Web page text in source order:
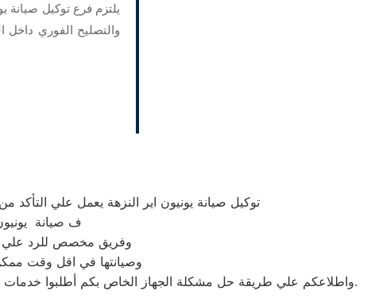
يلتزم فرع توكيل صيانة
والتصليح الفوري داخل
توكيل صيانة يونيون اير النزهة يعمل علي
ف صيانة
وفريق مخصص للرد علي كافة اسئلتكم علي مدار 24
وصيانتها في اقل وقت
واطلاعكم علي طريقة حل مشكلة الجهاز الخاص بكم أطلبوا خدمات الصيانة لاجهزة وكلاء شركة يونيون اير بالنزهة اينما كنتم خلال وقت قياسي سوف يصل اليكم مهندسنا لمعاينة العطل وصيانة الجهاز.